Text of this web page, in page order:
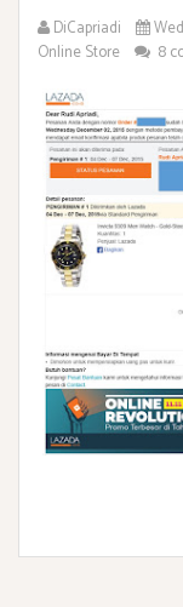
DiCapriadi
Online Store
8